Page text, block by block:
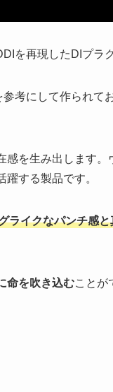
を再現したDIプラ
考にして作られて
を生み出します
する製品です。
イクなパンチ感
命を吹き込むことが